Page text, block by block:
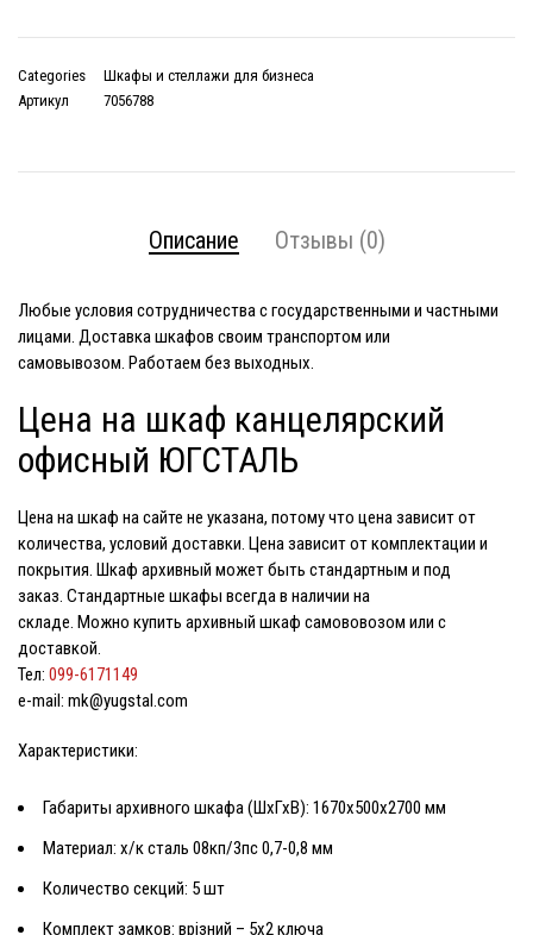
Categories
Шкафы и стеллажи для бизнеса
Артикул
7056788
Описание Отзывы (0)
Любые условия сотрудничества с государственными и частными
лицами. Доставка шкафов своим транспортом или
самовывозом. Работаем без выходных.
Цена на шкаф канцелярский
офисный ЮГСТАЛЬ
Цена на шкаф на сайте не указана, потому что цена зависит от
количества, условий доставки. Цена зависит от комплектации и
покрытия. Шкаф архивный может быть стандартным и под
заказ. Стандартные шкафы всегда в наличии на
складе. Можно купить архивный шкаф самововозом или с
доставкой.
Тел: 099-6171149
e-mail: mk@yugstal.com
Характеристики:
Габариты архивного шкафа (ШхГхВ): 1670х500х2700 мм
Материал: х/к сталь 08кп/3пс 0,7-0,8 мм
Количество секций: 5 шт
Комплект замков: врізний – 5х2 ключа